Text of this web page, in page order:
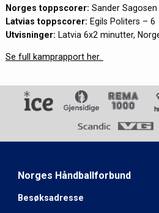
Norges toppscorer: Sander Sagosen
Latvias toppscorer: Egils Politers – 6
Utvisninger: Latvia 6x2 minutter,
Se full kamprapport her.
Norges Håndballforbund
Besøksadresse